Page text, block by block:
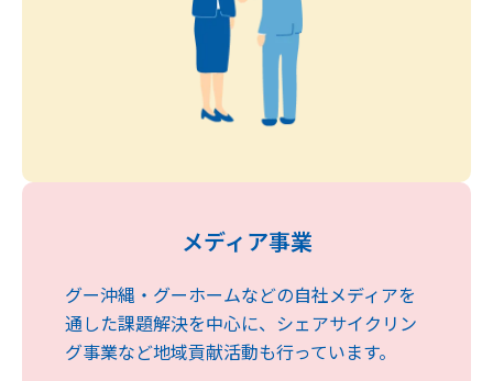
メディア事業
グー沖縄・グーホームなどの自社メディアを
通した課題解決を中心に、シェアサイクリン
グ事業など地域貢献活動も行っています。